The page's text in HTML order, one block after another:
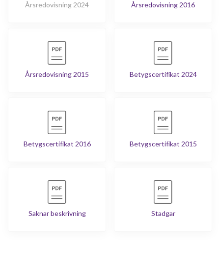
Årsredovisning 2024 Årsredovisning 2016
Årsredovisning 2015 Betygscertifikat 2024
Betygscertifikat 2016 Betygscertifikat 2015
Saknar beskrivning Stadgar